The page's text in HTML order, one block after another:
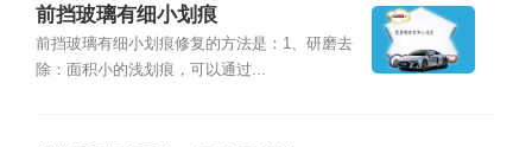
前挡玻璃有细小划痕
前挡玻璃有细小划痕修复的方法是：1、研磨去
除：面积小的浅划痕，可以通过...